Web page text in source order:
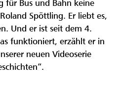
für Bus und Bahn keine
Spöttling. Er liebt es,
Und er ist seit dem 4.
funktioniert, erzählt er in
neuen Videoserie